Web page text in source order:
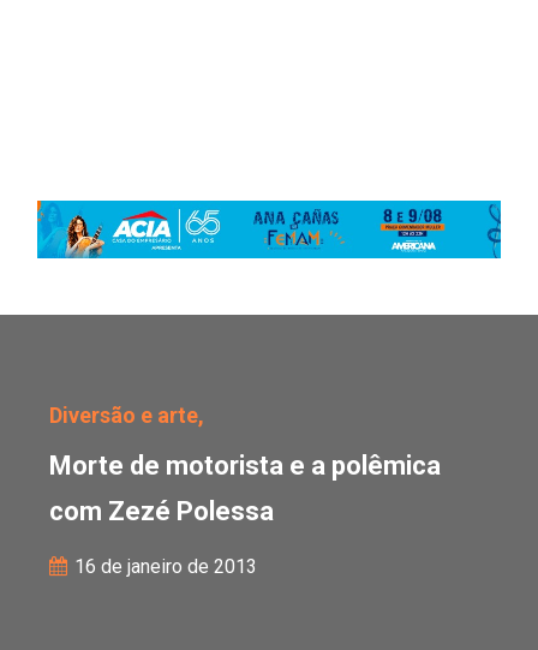
Diversão e arte,
Morte de motorista e a polêmica
com Zezé Polessa
16 de janeiro de 2013